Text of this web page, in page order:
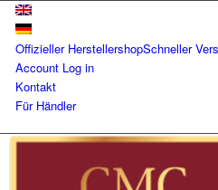
Offizieller HerstellershopSchneller
Account Log in
Kontakt
Für Händler